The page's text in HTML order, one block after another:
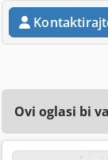
Ovi oglasi bi